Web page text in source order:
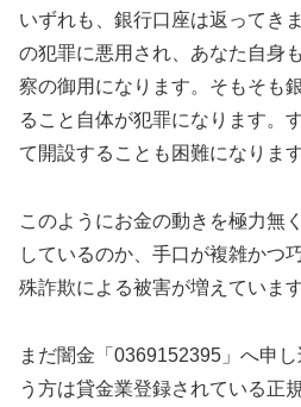
いずれも、銀行口座は返ってき
の犯罪に悪用され、あなた自身
察の御用になります。そもそも
ること自体が犯罪になります。
て開設することも困難になります
このようにお金の動きを極力無
しているのか、手口が複雑かつ
殊詐欺による被害が増えています
まだ闇金「0369152395」へ申
う方は貸金業登録されている正